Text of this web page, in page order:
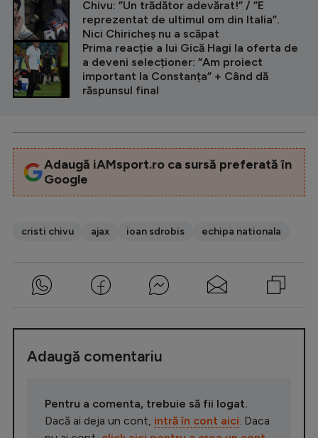
Chivu: ”Un trădător adevărat!” / ”E
reprezentat de ultimul om din Italia”.
Nici Chiricheș nu a scăpat
Prima reacție a lui Gică Hagi la oferta de
a deveni selecționer: ”Am proiect
important la Constanța” + Când dă
răspunsul final
Adaugă iAMsport.ro ca sursă preferată în
Google
cristi chivu ajax ioan sdrobis echipa nationala
Adaugă comentariu
Pentru a comenta, trebuie să fii logat.
Dacă ai deja un cont, intră în cont aici . Daca